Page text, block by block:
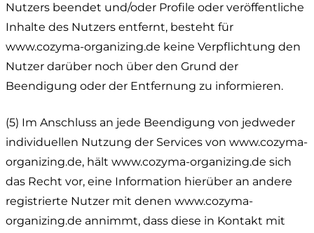
Nutzers beendet und/oder Profile oder veröffentliche
Inhalte des Nutzers entfernt, besteht für
www.cozyma-organizing.de keine Verpflichtung den
Nutzer darüber noch über den Grund der
Beendigung oder der Entfernung zu informieren.
(5) Im Anschluss an jede Beendigung von jedweder
individuellen Nutzung der Services von www.cozyma-
organizing.de, hält www.cozyma-organizing.de sich
das Recht vor, eine Information hierüber an andere
registrierte Nutzer mit denen www.cozyma-
organizing.de annimmt, dass diese in Kontakt mit